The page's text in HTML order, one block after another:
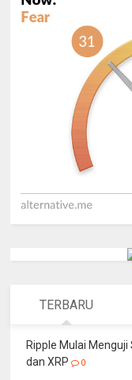
TERBARU
Ripple Mulai
dan XRP
0